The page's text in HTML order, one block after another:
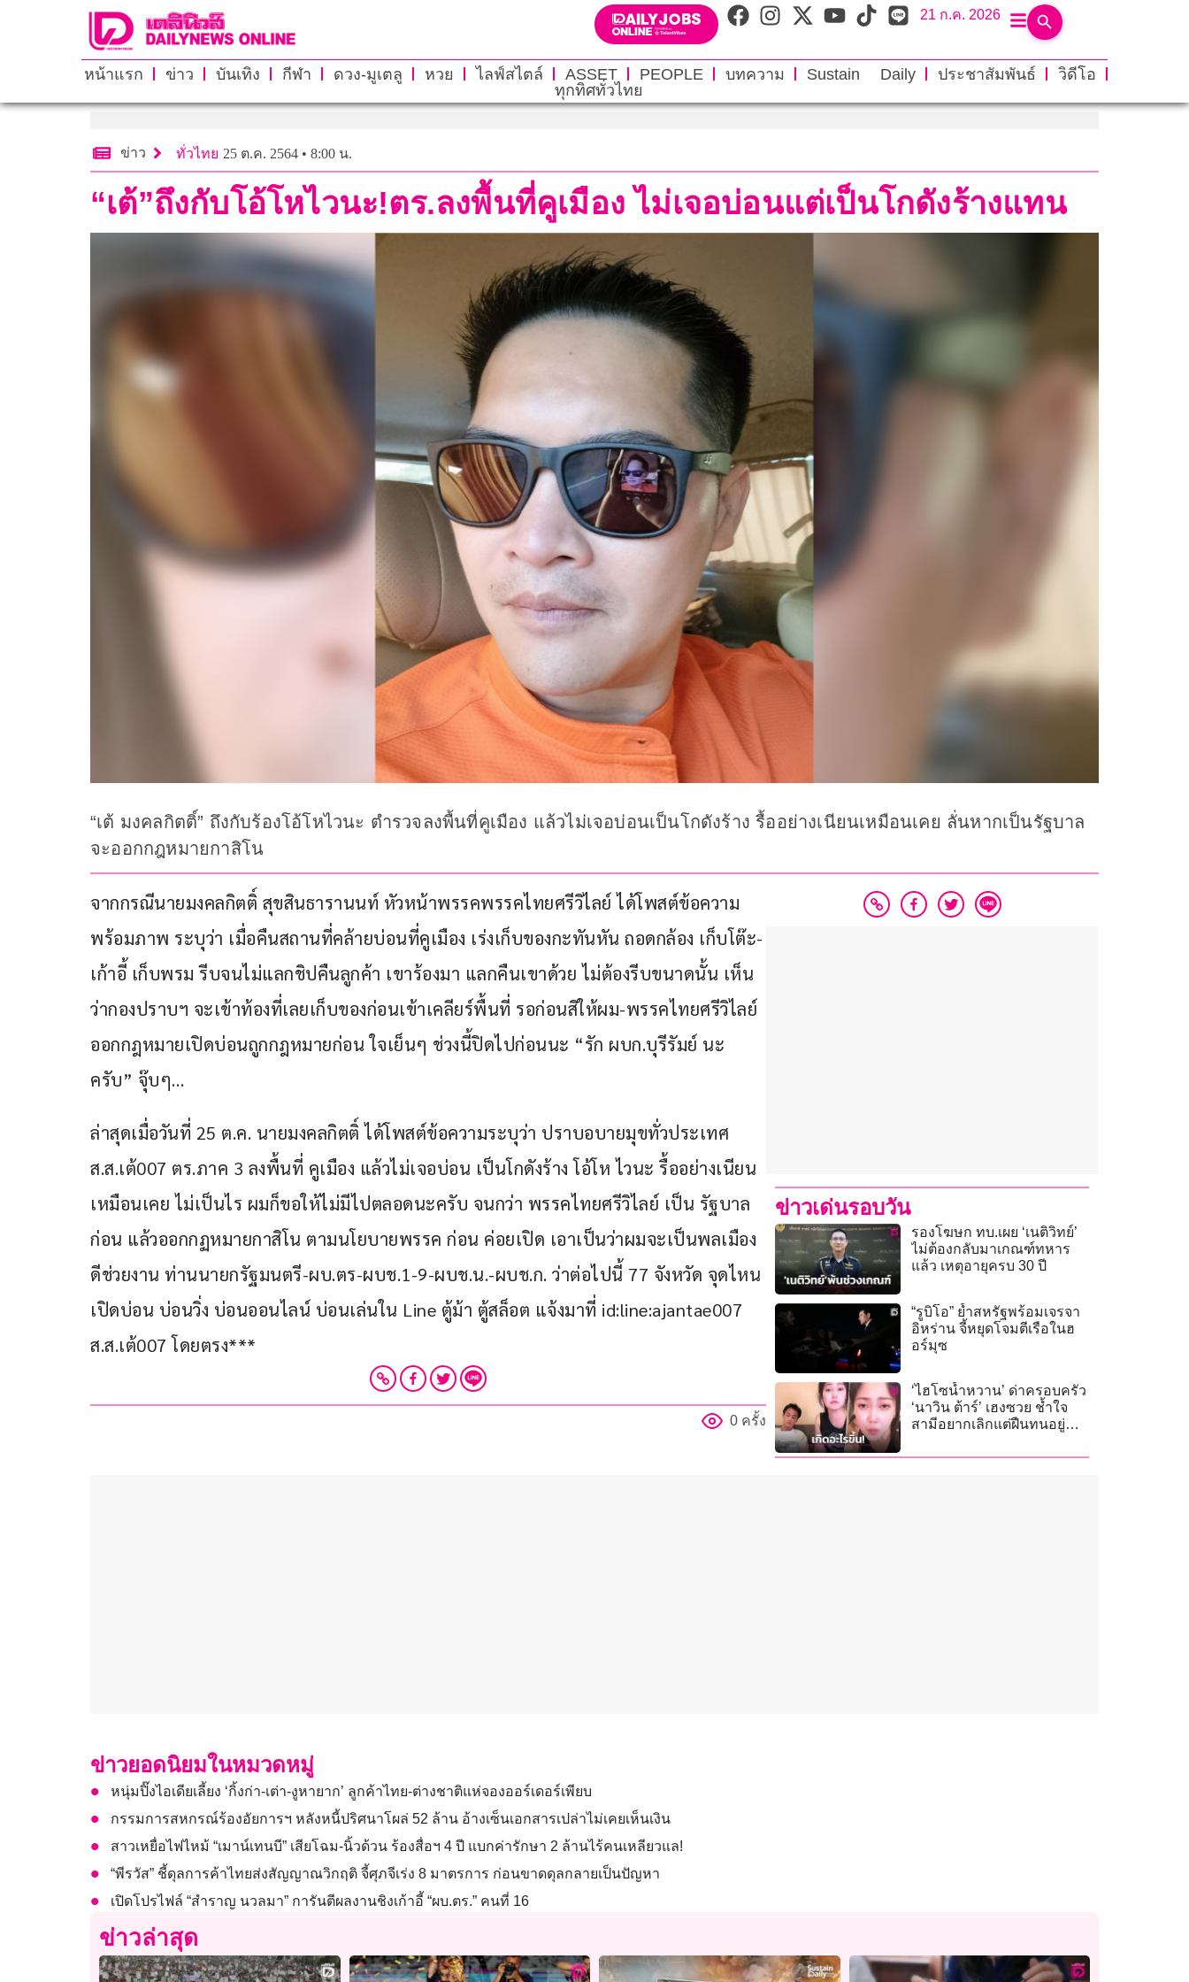
21 ก.ค. 2026
หน้าแรก ข่าว บันเทิง กีฬา ดวง-มูเตลู หวย ไลฟ์สไตล์ ASSET PEOPLE บทความ Sustain Daily ประชาสัมพันธ์
วิดีโอ
ทุกทิศทั่วไทย
ข่าว ทั่วไทย 25 ต.ค. 2564 • 8:00 น.
“เต้”ถึงกับโอ้โหไวนะ!ตร.ลงพื้นที่คูเมือง ไม่เจอบ่อนแต่เป็นโกดังร้างแทน
“เต้ มงคลกิตติ์” ถึงกับร้องโอ้โหไวนะ ตำรวจลงพื้นที่คูเมือง แล้วไม่เจอบ่อนเป็นโกดังร้าง รื้ออย่างเนียนเหมือนเคย ลั่นหากเป็นรัฐบาล
จะออกกฎหมายกาสิโน
จากกรณีนายมงคลกิตติ์ สุขสินธารานนท์ หัวหน้าพรรคพรรคไทยศรีวิไลย์ ได้โพสต์ข้อความ
พร้อมภาพ ระบุว่า เมื่อคืนสถานที่คล้ายบ่อนที่คูเมือง เร่งเก็บของกะทันหัน ถอดกล้อง เก็บโต๊ะ-
เก้าอี้ เก็บพรม รีบจนไม่แลกชิปคืนลูกค้า เขาร้องมา แลกคืนเขาด้วย ไม่ต้องรีบขนาดนั้น เห็น
ว่ากองปราบฯ จะเข้าท้องที่เลยเก็บของก่อนเข้าเคลียร์พื้นที่ รอก่อนสิให้ผม-พรรคไทยศรีวิไลย์
ออกกฎหมายเปิดบ่อนถูกกฎหมายก่อน ใจเย็นๆ ช่วงนี้ปิดไปก่อนนะ “รัก ผบก.บุรีรัมย์ นะ
ครับ” จุ๊บๆ…
ล่าสุดเมื่อวันที่ 25 ต.ค. นายมงคลกิตติ์ ได้โพสต์ข้อความระบุว่า ปราบอบายมุขทั่วประเทศ
ส.ส.เต้007 ตร.ภาค 3 ลงพื้นที่ คูเมือง แล้วไม่เจอบ่อน เป็นโกดังร้าง โอ้โห ไวนะ รื้ออย่างเนียน
เหมือนเคย ไม่เป็นไร ผมก็ขอให้ไม่มีไปตลอดนะครับ จนกว่า พรรคไทยศรีวิไลย์ เป็น รัฐบาล
ก่อน แล้วออกกฏหมายกาสิโน ตามนโยบายพรรค ก่อน ค่อยเปิด เอาเป็นว่าผมจะเป็นพลเมือง
ดีช่วยงาน ท่านนายกรัฐมนตรี-ผบ.ตร-ผบช.1-9-ผบช.น.-ผบช.ก. ว่าต่อไปนี้ 77 จังหวัด จุดไหน
เปิดบ่อน บ่อนวิ่ง บ่อนออนไลน์ บ่อนเล่นใน Line ตู้ม้า ตู้สล็อต แจ้งมาที่ id:line:ajantae007
ส.ส.เต้007 โดยตรง***
0 ครั้ง
ข่าวเด่นรอบวัน
รองโฆษก ทบ.เผย ‘เนติวิทย์’
ไม่ต้องกลับมาเกณฑ์ทหาร​
แล้ว เหตุอายุครบ 30 ปี
“รูบิโอ” ย้ำสหรัฐพร้อมเจรจา
อิหร่าน จี้หยุดโจมตีเรือในฮ
อร์มุซ
‘ไฮโซน้ำหวาน’ ด่าครอบครัว
‘นาวิน ต้าร์’ เฮงซวย ช้ำใจ
สามีอยากเลิกแต่ฝืนทนอยู่
ข่าวยอดนิยมในหมวดหมู่
หนุ่มปิ๊งไอเดียเลี้ยง ‘กิ้งก่า-เต่า-งูหายาก’ ลูกค้าไทย-ต่างชาติแห่จองออร์เดอร์เพียบ
กรรมการสหกรณ์ร้องอัยการฯ หลังหนี้ปริศนาโผล่ 52 ล้าน อ้างเซ็นเอกสารเปล่าไม่เคยเห็นเงิน
สาวเหยื่อไฟไหม้ “เมาน์เทนบี” เสียโฉม-นิ้วด้วน ร้องสื่อฯ 4 ปี แบกค่ารักษา 2 ล้านไร้คนเหลียวแล!
“พีรวัส” ชี้ดุลการค้าไทยส่งสัญญาณวิกฤติ จี้ศุภจีเร่ง 8 มาตรการ ก่อนขาดดุลกลายเป็นปัญหา
เปิดโปรไฟล์ “สำราญ นวลมา” การันตีผลงานชิงเก้าอี้ “ผบ.ตร.” คนที่ 16
ข่าวล่าสุด